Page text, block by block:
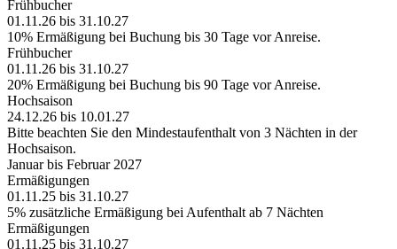
Frühbucher
01.11.26 bis 31.10.27
10% Ermäßigung bei Buchung bis 30 Tage vor Anreise.
Frühbucher
01.11.26 bis 31.10.27
20% Ermäßigung bei Buchung bis 90 Tage vor Anreise.
Hochsaison
24.12.26 bis 10.01.27
Bitte beachten Sie den Mindestaufenthalt von 3 Nächten in der
Hochsaison.
Januar bis Februar 2027
Ermäßigungen
01.11.25 bis 31.10.27
5% zusätzliche Ermäßigung bei Aufenthalt ab 7 Nächten
Ermäßigungen
01.11.25 bis 31.10.27